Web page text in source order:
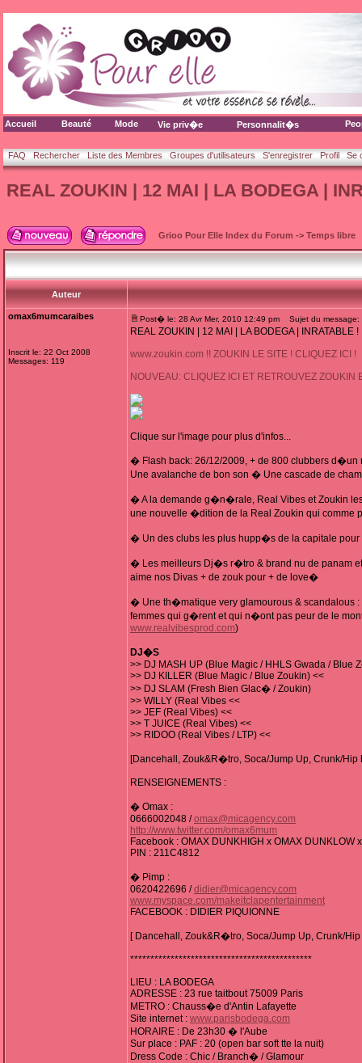
Accueil Beauté Mode Vie priv�e Personnalit�s
FAQ Rechercher Liste des Membres Groupes d'utilisateurs S'enregistrer Profil Se
REAL ZOUKIN | 12 MAI | LA BODEGA |
Grioo Pour Elle Index du Forum -> Temps libre
Auteur
omax6mumcaraibes
Inscrit le: 22 Oct 2008
Messages: 119
Post� le: 28 Avr Mer, 2010 12:49 pm Sujet du message:
REAL ZOUKIN | 12 MAI | LA BODEGA | INRATABLE !
www.zoukin.com !! ZOUKIN LE SITE ! CLIQUEZ ICI !
NOUVEAU: CLIQUEZ ICI ET RETROUVEZ ZOUKIN
Clique sur l'image pour plus d'infos...
� Flash back: 26/12/2009, + de 800 clubbers
Une avalanche de bon son � Une cascade de
� A la demande g�n�rale, Real Vibes et Zoukin
une nouvelle �dition de la Real Zoukin qui comme
� Un des clubs les plus hupp�s de la capitale
� Les meilleurs Dj�s r�tro & brand nu de panam
aime nos Divas + de zouk pour + de love�
� Une th�matique very glamourous & scandalous
femmes qui g�rent et qui n�ont pas peur de le
www.realvibesprod.com)
DJ�S
>> DJ MASH UP (Blue Magic / HHLS Gwada / Blue
>> DJ KILLER (Blue Magic / Blue Zoukin) <<
>> DJ SLAM (Fresh Bien Glac� / Zoukin)
>> WILLY (Real Vibes <<
>> JEF (Real Vibes) <<
>> T JUICE (Real Vibes) <<
>> RIDOO (Real Vibes / LTP) <<
[Dancehall, Zouk&R�tro, Soca/Jump Up, Crunk/
RENSEIGNEMENTS :
� Omax :
0666002048 /omax@micagency.com
http://www.twitter.com/omax6mum
Facebook : OMAX DUNKHIGH x OMAX DUNKLOW
PIN : 211C4812
� Pimp :
0620422696 /didier@micagency.com
www.myspace.com/makeitclapentertainment
FACEBOOK : DIDIER PIQUIONNE
[ Dancehall, Zouk&R�tro, Soca/Jump Up, Crunk/
*********************************************
LIEU : LA BODEGA
ADRESSE : 23 rue taitbout 75009 Paris
METRO : Chauss�e d'Antin Lafayette
Site internet : www.parisbodega.com
HORAIRE : De 23h30 � l'Aube
Sur place : PAF : 20 (open bar soft tte la nuit)
Dress Code : Chic / Branch� / Glamour